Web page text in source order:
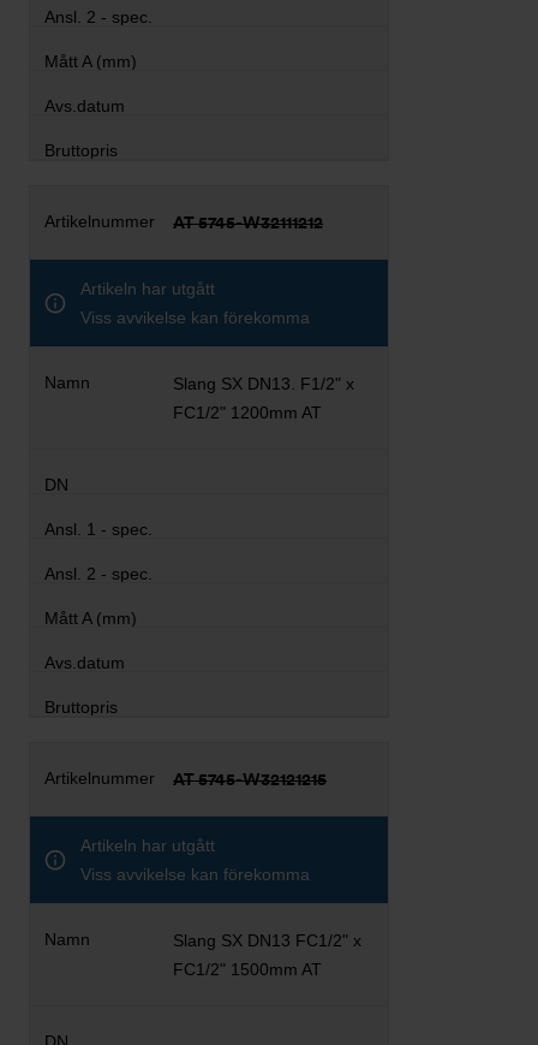
AT 5745-W32111212
Artikeln har utgått
Viss avvikelse kan förekomma
Slang SX DN13. F1/2" x
FC1/2" 1200mm AT
AT 5745-W32121215
Artikeln har utgått
Viss avvikelse kan förekomma
Slang SX DN13 FC1/2" x
FC1/2" 1500mm AT